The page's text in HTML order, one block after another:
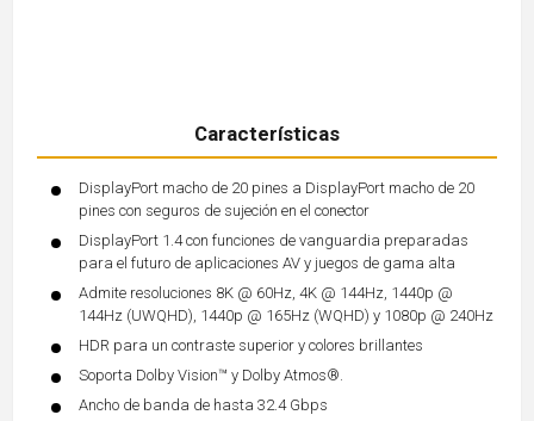
Características
DisplayPort macho de 20 pines a DisplayPort macho de 20
pines con seguros de sujeción en el conector
DisplayPort 1.4 con funciones de vanguardia preparadas
para el futuro de aplicaciones AV y juegos de gama alta
Admite resoluciones 8K @ 60Hz, 4K @ 144Hz, 1440p @
144Hz (UWQHD), 1440p @ 165Hz (WQHD) y 1080p @ 240Hz
HDR para un contraste superior y colores brillantes
Soporta Dolby Vision™ y Dolby Atmos®.
Ancho de banda de hasta 32.4 Gbps